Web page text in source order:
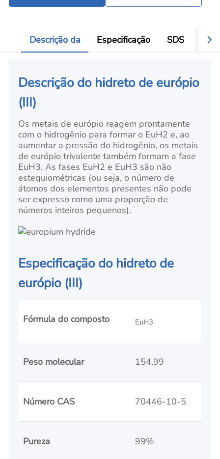
Descrição da Especificação SDS
Descrição do hidreto de európio
(III)
Os metais de európio reagem prontamente
com o hidrogênio para formar o EuH2 e, ao
aumentar a pressão do hidrogênio, os metais
de európio trivalente também formam a fase
EuH3. As fases EuH2 e EuH3 são não
estequiométricas (ou seja, o número de
átomos dos elementos presentes não pode
ser expresso como uma proporção de
números inteiros pequenos).
Especificação do hidreto de
európio (III)
Fórmula do composto EuH3
Peso molecular 154.99
Número CAS 70446-10-5
Pureza 99%